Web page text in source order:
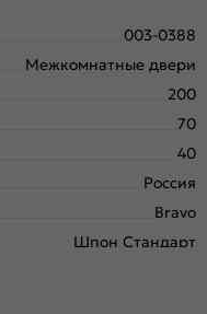
003-0388
Межкомнатные двери
200
70
40
Россия
Bravo
Шпон Стандарт